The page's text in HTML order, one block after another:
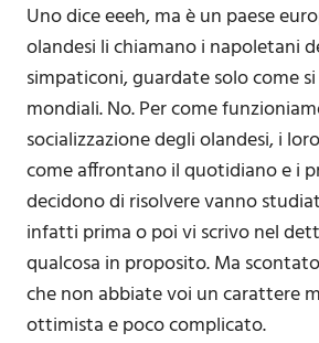
Uno dice eeeh, ma è un paese
olandesi li chiamano i napoletani
simpaticoni, guardate solo come
mondiali. No. Per come
socializzazione degli olandesi, i
come affrontano il quotidiano e i
decidono di risolvere vanno
infatti prima o poi vi scrivo nel
qualcosa in proposito. Ma
che non abbiate voi un carattere
ottimista e poco complicato.